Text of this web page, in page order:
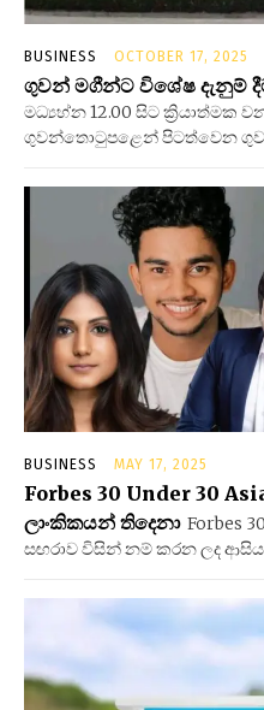
BUSINESS OCTOBER 17, 2025
ගුවන් මගීන්ට විශේෂ දැනුම්
මධ්‍යහ්න 12.00 සිට ක්‍රියාත්මක
ගුවන්තොටුපළෙන් පිටත්වෙන
BUSINESS MAY 17, 2025
Forbes 30 Under 30
ලාංකිකයන් තිදෙනා Forbes
සඟරාව විසින් නම් කරන ලද